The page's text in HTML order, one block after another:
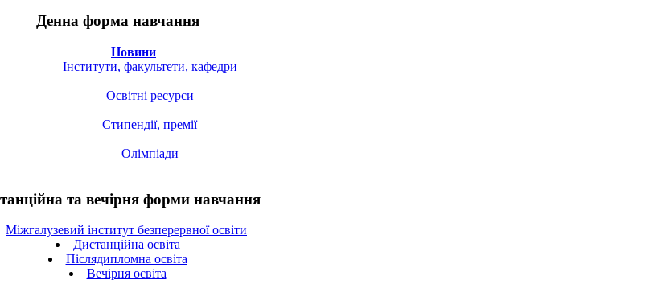
Денна форма навчання
Новини
Інститути, факультети, кафедри
Освітні ресурси
Стипендії, премії
Олімпіади
та вечірня форми навчання
Міжгалузевий інститут безперервної освіти
Дистанційна освіта
Післядипломна освіта
Вечірня освіта